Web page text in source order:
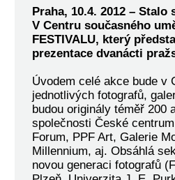
Praha, 10.4. 2012 –
V Centru současného
FESTIVALU, který
prezentace dvanácti
Úvodem celé akce bude v
jednotlivých fotografů,
budou originály téměř 200
společnosti České
Forum, PPF Art, Galerie
Millennium, aj. Obsáhlá
novou generaci fotografů